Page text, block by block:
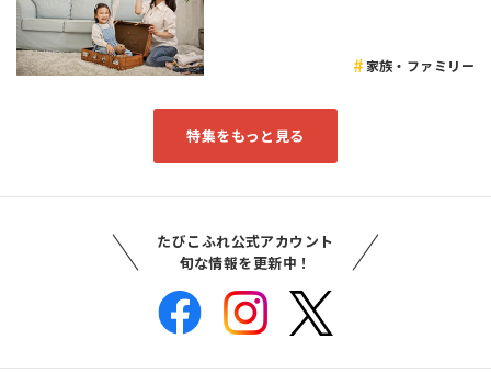
家族・ファミリー
特集をもっと見る
たびこふれ公式アカウント
旬な情報を更新中！